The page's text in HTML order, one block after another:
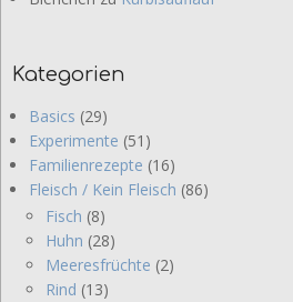
Kategorien
Basics (29)
Experimente (51)
Familienrezepte (16)
Fleisch / Kein Fleisch (86)
Fisch (8)
Huhn (28)
Meeresfrüchte (2)
Rind (13)